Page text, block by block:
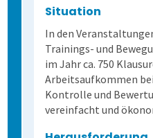
Fortgeschritten
Mehrsprachige
Selbstgestaltete
Audit-Log
Dienstleistungen
Situation
In den
Trainings- und
im Jahr ca. 750
Arbeitsaufkommen
Kontrolle und
vereinfacht und